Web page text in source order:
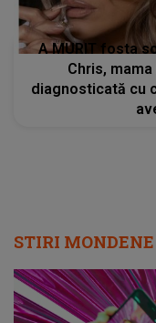
A MURIT fosta
Chris,
diagnosticată cu
STIRI MONDENE